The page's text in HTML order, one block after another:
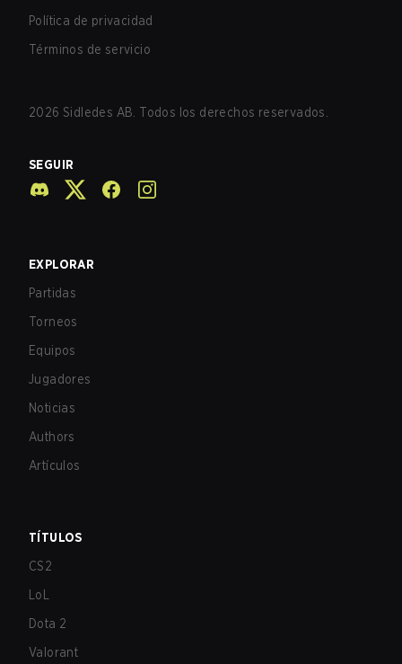
Política de privacidad
Términos de servicio
2026 Sidledes AB. Todos los derechos reservados.
SEGUIR
EXPLORAR
Partidas
Torneos
Equipos
Jugadores
Noticias
Authors
Artículos
TÍTULOS
CS2
LoL
Dota 2
Valorant